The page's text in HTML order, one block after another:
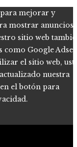
mejorar y
mostrar anuncios
sitio web
Google
el sitio web,
nuestra
el botón para